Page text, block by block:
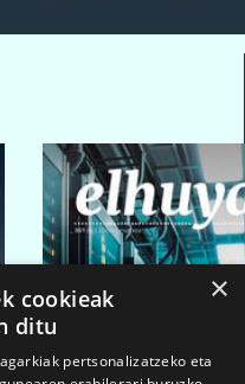
×
cookieak
ditu
pertsonalizatzeko eta